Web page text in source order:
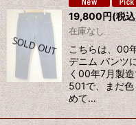
19,800円(税
在庫なし
こちらは、00
デニム パンツ
く00年7月製
501で、まだ
めて…